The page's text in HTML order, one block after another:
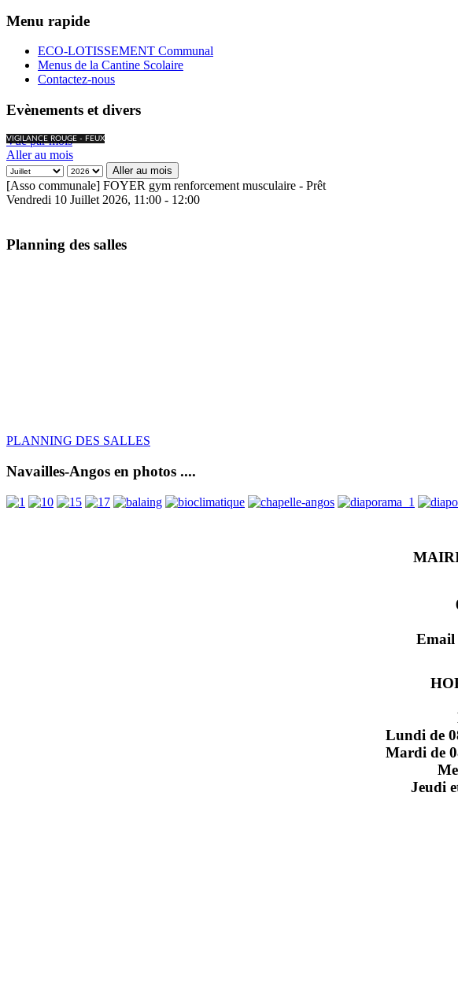
Menu rapide
ECO-LOTISSEMENT Communal
Menus de la Cantine Scolaire
Contactez-nous
Evènements et divers
VIGILANCE ROUGE - FEUX
Vue par mois
Aller au mois
Aller au mois
[Asso communale] FOYER gym renforcement musculaire - Prêt
Vendredi 10 Juillet 2026, 11:00 - 12:00
Planning des salles
PLANNING DES SALLES
Navailles-Angos en photos ....
Email
Lundi de
Mardi de
Jeudi